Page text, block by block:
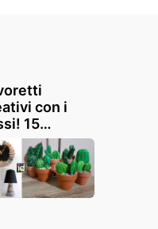
con i
15
idee
ispirarvi